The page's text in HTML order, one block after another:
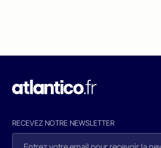
RECEVEZ NOTRE NEWSLETTER